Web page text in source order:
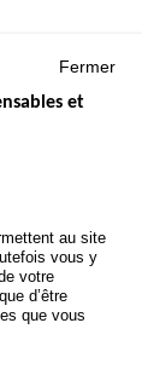
DE
Fermer
et
au site
vous y
votre
d’être
que vous